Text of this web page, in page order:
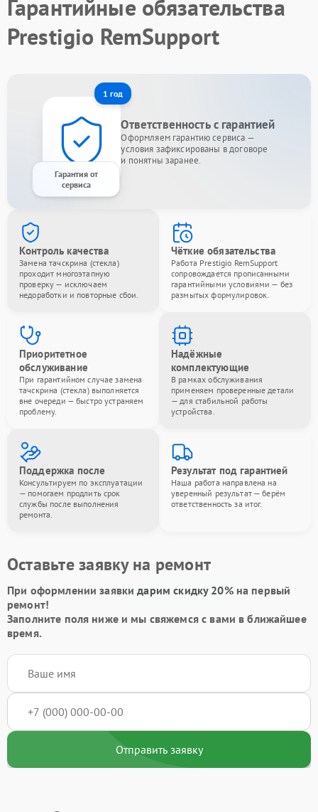
Гарантийные обязательства
Prestigio RemSupport
1 год
Гарантия от
сервиса
Ответственность с гарантией
Оформляем гарантию сервиса —
условия зафиксированы в договоре
и понятны заранее.
Контроль качества
Замена тачскрина (стекла)
проходит многоэтапную
проверку — исключаем
недоработки и повторные сбои.
Чёткие обязательства
Работа Prestigio RemSupport
сопровождается прописанными
гарантийными условиями — без
размытых формулировок.
Приоритетное
обслуживание
При гарантийном случае замена
тачскрина (стекла) выполняется
вне очереди — быстро устраняем
проблему.
Надёжные
комплектующие
В рамках обслуживания
применяем проверенные детали
— для стабильной работы
устройства.
Поддержка после
Консультируем по эксплуатации
— помогаем продлить срок
службы после выполнения
ремонта.
Результат под гарантией
Наша работа направлена на
уверенный результат — берём
ответственность за итог.
Оставьте заявку на ремонт
При оформлении заявкидарим скидку 20%на первый
ремонт!
Заполните поля ниже и мы свяжемся с вами в ближайшее
время.
Отправить заявку